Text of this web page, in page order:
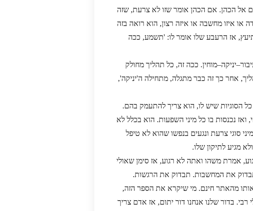
אל הכהן. אם הכהן אומר שזו לא צרעת, שזה
איזו מחשבה או איזה רצון, הוא רואה בזה
אז הרעבע שלו אומר לו: 'תשמע, ככה
ככה זה, כל תהליך מחולק
אחר כך זה כבר מתגלה, מתחילה ה'יניקה',
כל הסוגיות שיש לו, הוא צריך להתעמק בהם.
נכנסות בו כל מיני השפעות. הוא בכלל לא
סוגי צרעת ונגעים בנפשו שהוא לא טיפל
מגיע לתיקון שלו.
אמרת משהו ואתה לא רגוע, אז סימן שאולי
את המחשבות. תבדוק את הרגשות.
מהאתר חינם. מי שיקרא את הספר הזה,
בדור שלנו אנחנו דור יתום, אז אדם צריך